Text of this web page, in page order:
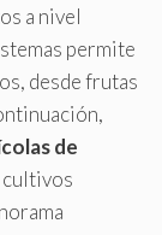
a nivel
permite
desde frutas
de
cultivos